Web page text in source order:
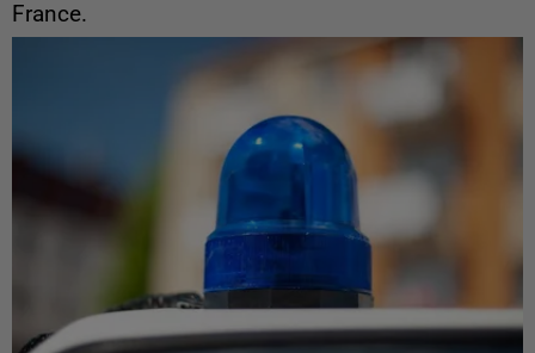
France.